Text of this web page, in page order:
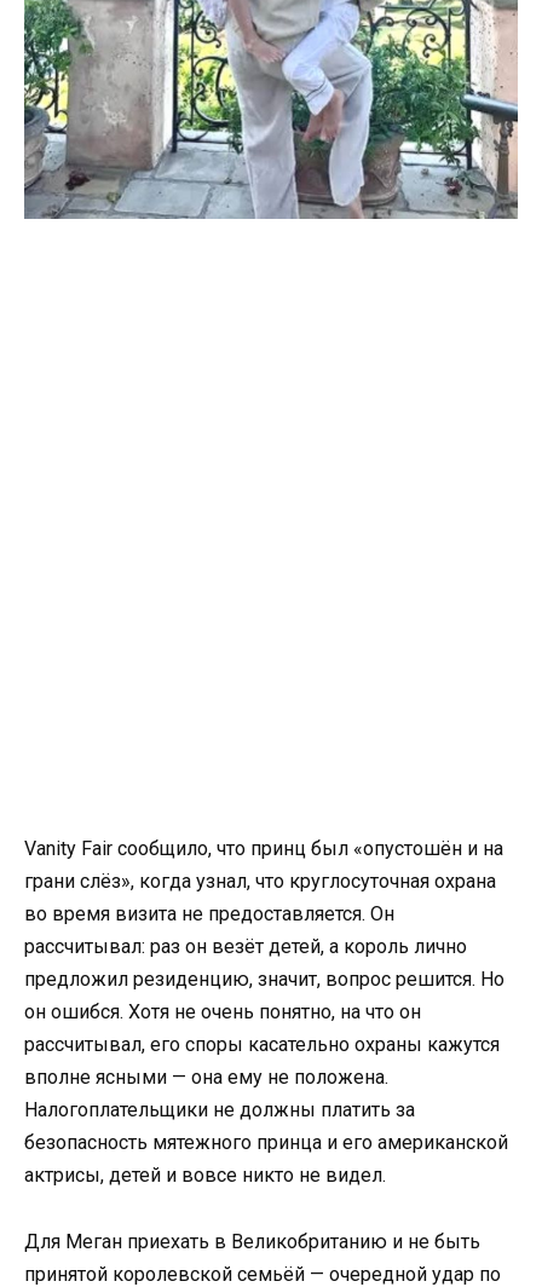
Vanity Fair сообщило, что принц был «опустошён и на
грани слёз», когда узнал, что круглосуточная охрана
во время визита не предоставляется. Он
рассчитывал: раз он везёт детей, а король лично
предложил резиденцию, значит, вопрос решится. Но
он ошибся. Хотя не очень понятно, на что он
рассчитывал, его споры касательно охраны кажутся
вполне ясными — она ему не положена.
Налогоплательщики не должны платить за
безопасность мятежного принца и его американской
актрисы, детей и вовсе никто не видел.
Для Меган приехать в Великобританию и не быть
принятой королевской семьёй — очередной удар по